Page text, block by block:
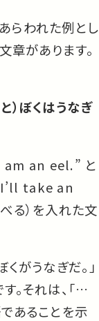
らわれた例とし
章があります。
）ぼくはうなぎ
am an eel.” と
take an
る）を入れた文
がうなぎだ。」
。それは、「…
あることを示